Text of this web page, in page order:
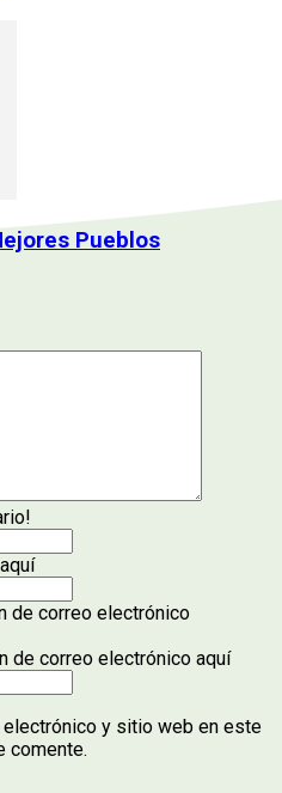
Pueblos
de correo electrónico
de correo electrónico aquí
electrónico y sitio web en este
comente.